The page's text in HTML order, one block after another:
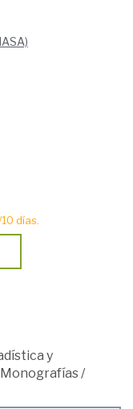
días.
y
Monografías /